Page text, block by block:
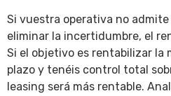
Si vuestra operativa no
eliminar la incertidumbre, el
Si el objetivo es rentabilizar la
plazo y tenéis control total
leasing será más rentable.